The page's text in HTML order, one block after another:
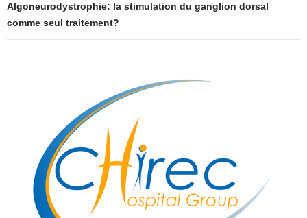
Algoneurodystrophie: la stimulation du ganglion dorsal
comme seul traitement?